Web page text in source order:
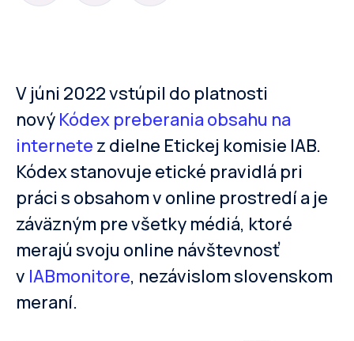
V júni 2022 vstúpil do platnosti
nový Kódex preberania obsahu na
internete z dielne Etickej komisie IAB.
Kódex stanovuje etické pravidlá pri
práci s obsahom v online prostredí a je
záväzným pre všetky médiá, ktoré
merajú svoju online návštevnosť
v IABmonitore, nezávislom slovenskom
meraní.